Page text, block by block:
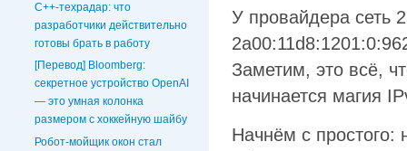
C++-техрадар: что
разработчики действительно
готовы брать в работу
[Перевод] Bloomberg:
секретное устройство OpenAI
— это умная колонка
размером с хоккейную шайбу
Робот-мойщик окон стал
У провайдера сеть
Заметим, это всё,
начинается магия
Начнём с простого: